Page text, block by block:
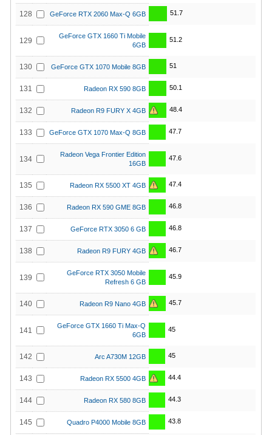
128 GeForce RTX 2060 Max-Q 6GB 51.7
129
GeForce GTX 1660 Ti Mobile
6GB
51.2
130 GeForce GTX 1070 Mobile 8GB 51
131 Radeon RX 590 8GB 50.1
132 Radeon R9 FURY X 4GB 48.4
133 GeForce GTX 1070 Max-Q 8GB 47.7
134
Radeon Vega Frontier Edition
16GB
47.6
135 Radeon RX 5500 XT 4GB 47.4
136 Radeon RX 590 GME 8GB 46.8
137 GeForce RTX 3050 6 GB 46.8
138 Radeon R9 FURY 4GB 46.7
139
GeForce RTX 3050 Mobile
Refresh 6 GB
45.9
140 Radeon R9 Nano 4GB 45.7
141
GeForce GTX 1660 Ti Max-Q
6GB
45
142 Arc A730M 12GB 45
143 Radeon RX 5500 4GB 44.4
144 Radeon RX 580 8GB 44.3
145 Quadro P4000 Mobile 8GB 43.8